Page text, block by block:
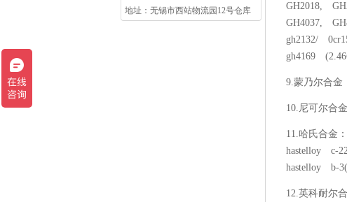
地址：无锡市西站物流园12号仓库
GH2018,
GH4037,
gh2132/
gh4169
9.蒙乃尔合
10.尼可尔合
11.哈氏合金
hastelloy c-
hastelloy b-
12.英科耐尔